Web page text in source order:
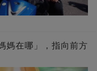
媽在哪」，指向前方